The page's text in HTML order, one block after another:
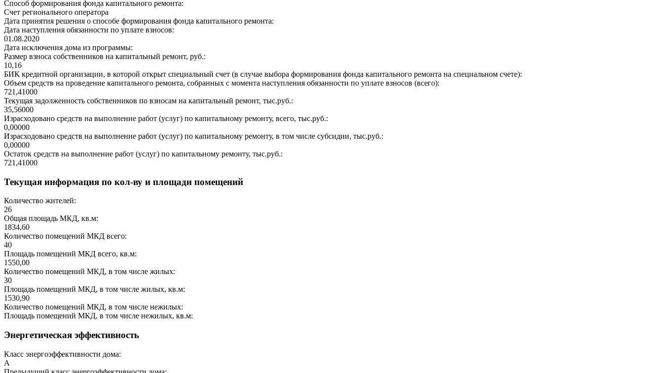
Способ формирования фонда капитального ремонта:
Счет регионального оператора
Дата принятия решения о способе формирования фонда капитального ремонта:
Дата наступления обязанности по уплате взносов:
01.08.2020
Дата исключения дома из программы:
Размер взноса собственников на капитальный ремонт, руб.:
10,16
БИК кредитной организации, в которой открыт специальный счет (в случае выбора формирования фонда капитального ремонта на специальном счете):
Объем средств на проведение капитального ремонта, собранных с момента наступления обязанности по уплате взносов (всего):
721,41000
Текущая задолженность собственников по взносам на капитальный ремонт, тыс.руб.:
35,56000
Израсходовано средств на выполнение работ (услуг) по капитальному ремонту, всего, тыс.руб.:
0,00000
Израсходовано средств на выполнение работ (услуг) по капитальному ремонту, в том числе субсидии, тыс.руб.:
0,00000
Остаток средств на выполнение работ (услуг) по капитальному ремонту, тыс.руб.:
721,41000
Текущая информация по кол-ву и площади помещений
Количество жителей:
26
Общая площадь МКД, кв.м:
1834,60
Количество помещений МКД всего:
40
Площадь помещений МКД всего, кв.м:
1550,00
Количество помещений МКД, в том числе жилых:
30
Площадь помещений МКД, в том числе жилых, кв.м:
1530,90
Количество помещений МКД, в том числе нежилых:
Площадь помещений МКД, в том числе нежилых, кв.м:
Энергетическая эффективность
Класс энергоэффективности дома:
A